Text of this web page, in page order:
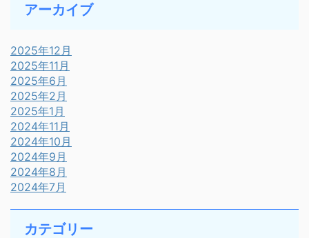
アーカイブ
2025年12月
2025年11月
2025年6月
2025年2月
2025年1月
2024年11月
2024年10月
2024年9月
2024年8月
2024年7月
カテゴリー